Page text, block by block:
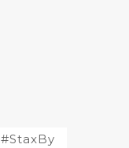
#StaxBy